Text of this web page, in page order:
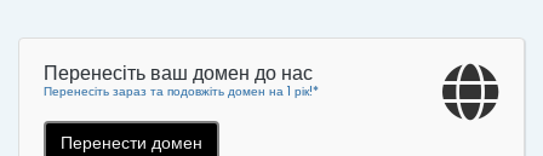
Перенесіть ваш домен до нас
Перенесіть зараз та подовжіть домен на 1 рік!*
Перенести домен